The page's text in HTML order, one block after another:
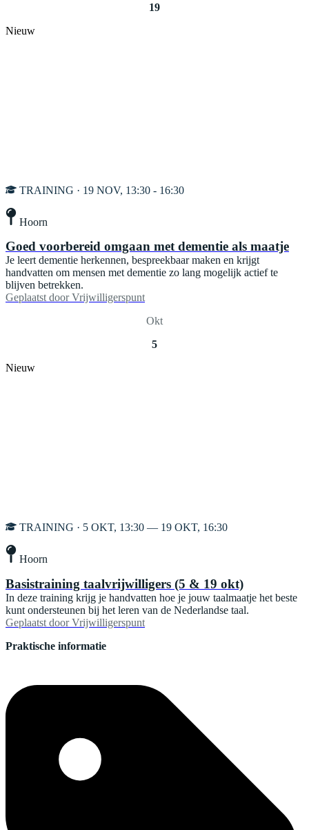
19
Nieuw
TRAINING · 19 NOV, 13:30 - 16:30
Hoorn
Goed voorbereid omgaan met dementie als maatje
Je leert dementie herkennen, bespreekbaar maken en krijgt
handvatten om mensen met dementie zo lang mogelijk actief te
blijven betrekken.
Geplaatst door Vrijwilligerspunt
Okt
5
Nieuw
TRAINING · 5 OKT, 13:30 — 19 OKT, 16:30
Hoorn
Basistraining taalvrijwilligers (5 & 19 okt)
In deze training krijg je handvatten hoe je jouw taalmaatje het beste
kunt ondersteunen bij het leren van de Nederlandse taal.
Geplaatst door Vrijwilligerspunt
Praktische informatie